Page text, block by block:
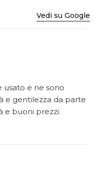
Vedi su Google
usato e ne sono
e gentilezza da parte
e buoni prezzi.